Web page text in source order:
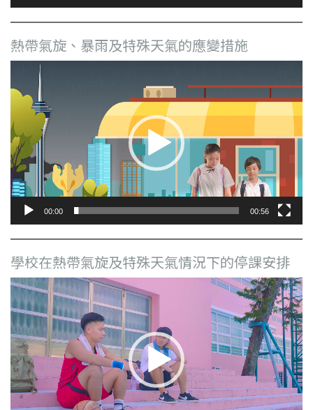
熱帶氣旋、暴雨及特殊天氣的應變措施
訊
放
器
00:00 00:56
學校在熱帶氣旋及特殊天氣情況下的停課安排
視
訊
播
放
器